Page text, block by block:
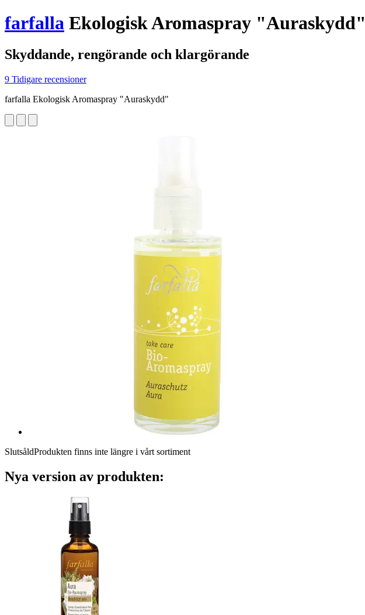
farfalla Ekologisk Aromaspray "Auraskydd"
Skyddande, rengörande och klargörande
9 Tidigare recensioner
farfalla Ekologisk Aromaspray "Auraskydd"
SlutsåldProdukten finns inte längre i vårt sortiment
Nya version av produkten: